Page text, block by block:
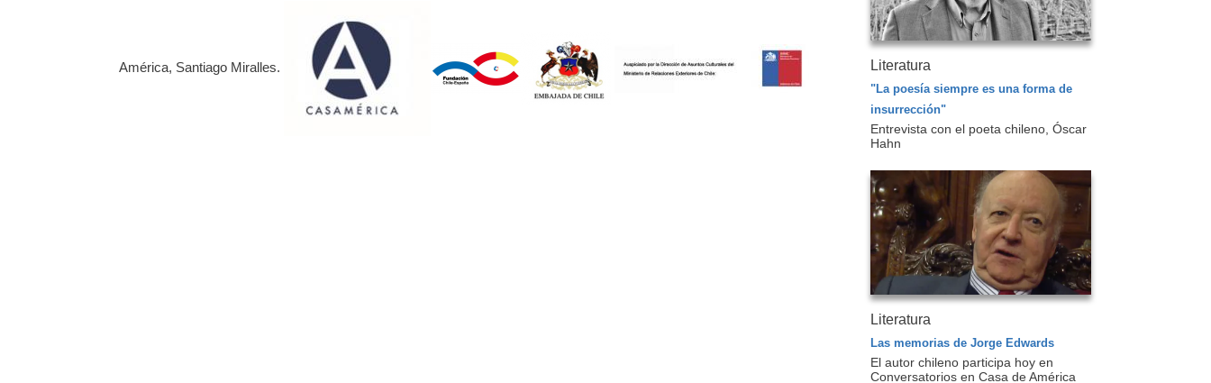
América, Santiago Miralles. Literatura
"La poesía siempre es una forma de
insurrección"
Entrevista con el poeta chileno, Óscar
Hahn
Literatura
Las memorias de Jorge Edwards
El autor chileno participa hoy en
Conversatorios en Casa de América